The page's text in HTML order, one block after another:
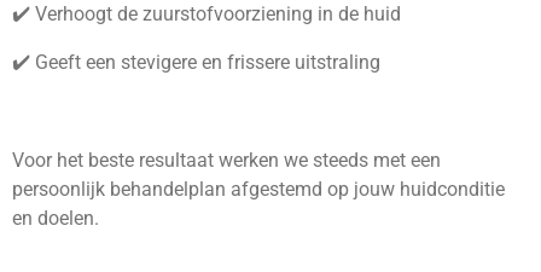
✔️ Verhoogt de zuurstofvoorziening in de huid
✔️ Geeft een stevigere en frissere uitstraling
Voor het beste resultaat werken we steeds met een
persoonlijk behandelplan afgestemd op jouw huidconditie
en doelen.